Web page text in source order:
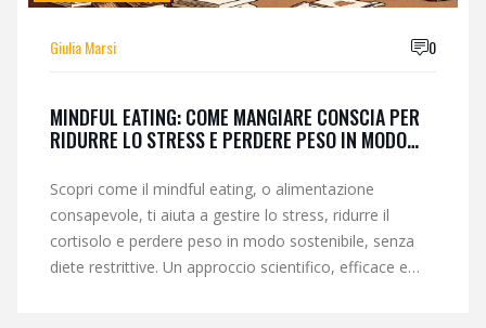
Giulia Marsi 0
MINDFUL EATING: COME MANGIARE CONSCIA PER
RIDURRE LO STRESS E PERDERE PESO IN MODO
Scopri come il mindful eating, o alimentazione
consapevole, ti aiuta a gestire lo stress, ridurre il
cortisolo e perdere peso in modo sostenibile, senza
diete restrittive. Un approccio scientifico, efficace e